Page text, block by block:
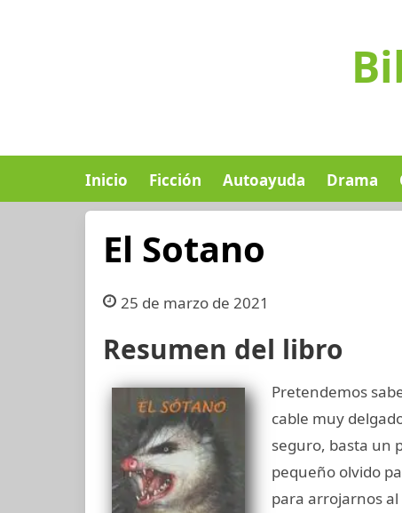
Inicio Ficción Autoayuda Drama
El Sotano
25 de marzo de 2021
Resumen del libro
Pretendemos
cable muy
seguro, basta un
pequeño olvido
para arrojarnos